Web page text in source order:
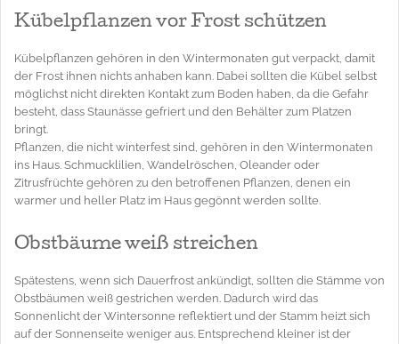
Kübelpflanzen vor Frost schützen
Kübelpflanzen gehören in den Wintermonaten gut verpackt, damit
der Frost ihnen nichts anhaben kann. Dabei sollten die Kübel selbst
möglichst nicht direkten Kontakt zum Boden haben, da die Gefahr
besteht, dass Staunässe gefriert und den Behälter zum Platzen
bringt.
Pflanzen, die nicht winterfest sind, gehören in den Wintermonaten
ins Haus. Schmucklilien, Wandelröschen, Oleander oder
Zitrusfrüchte gehören zu den betroffenen Pflanzen, denen ein
warmer und heller Platz im Haus gegönnt werden sollte.
Obstbäume weiß streichen
Spätestens, wenn sich Dauerfrost ankündigt, sollten die Stämme von
Obstbäumen weiß gestrichen werden. Dadurch wird das
Sonnenlicht der Wintersonne reflektiert und der Stamm heizt sich
auf der Sonnenseite weniger aus. Entsprechend kleiner ist der